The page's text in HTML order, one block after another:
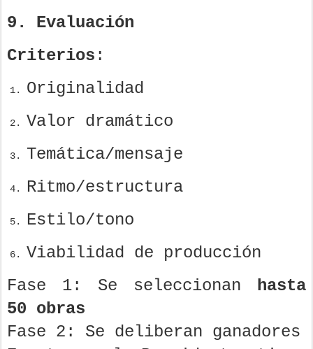
9. Evaluación
Criterios :
Originalidad
Valor dramático
Temática/mensaje
Ritmo/estructura
Estilo/tono
Viabilidad de producción
Fase 1: Se seleccionan hasta
50 obras
Fase 2: Se deliberan ganadores